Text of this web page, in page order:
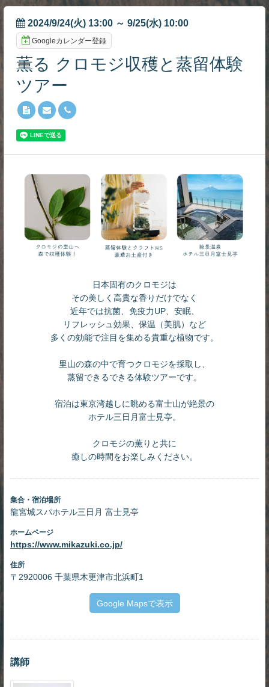
2024/9/24(火) 13:00 ～ 9/25(水) 10:00
Googleカレンダー登録
薫る クロモジ収穫と蒸留体験
ツアー
日本固有のクロモジは
その美しく高貴な香りだけでなく
近年では抗菌、免疫力UP、安眠、
リフレッシュ効果、保温（美肌）など
多くの効能で注目を集める貴重な植物です。
里山の森の中で育つクロモジを採取し、
蒸留できるできる体験ツアーです。
宿泊は東京湾越しに眺める富士山が絶景の
ホテル三日月富士見亭。
クロモジの薫りと共に
癒しの時間をお楽しみください。
集合・宿泊場所
龍宮城スパホテル三日月 富士見亭
ホームページ
https://www.mikazuki.co.jp/
住所
〒2920006 千葉県木更津市北浜町1
Google Mapsで表示
講師